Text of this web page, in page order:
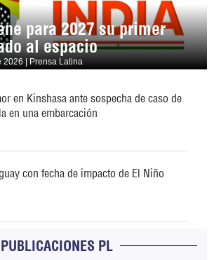
para 2027 su primer
al espacio
2026 | Prensa Latina
en Kinshasa ante sospecha de caso de
en una embarcación
con fecha de impacto de El Niño
PUBLICACIONES PL